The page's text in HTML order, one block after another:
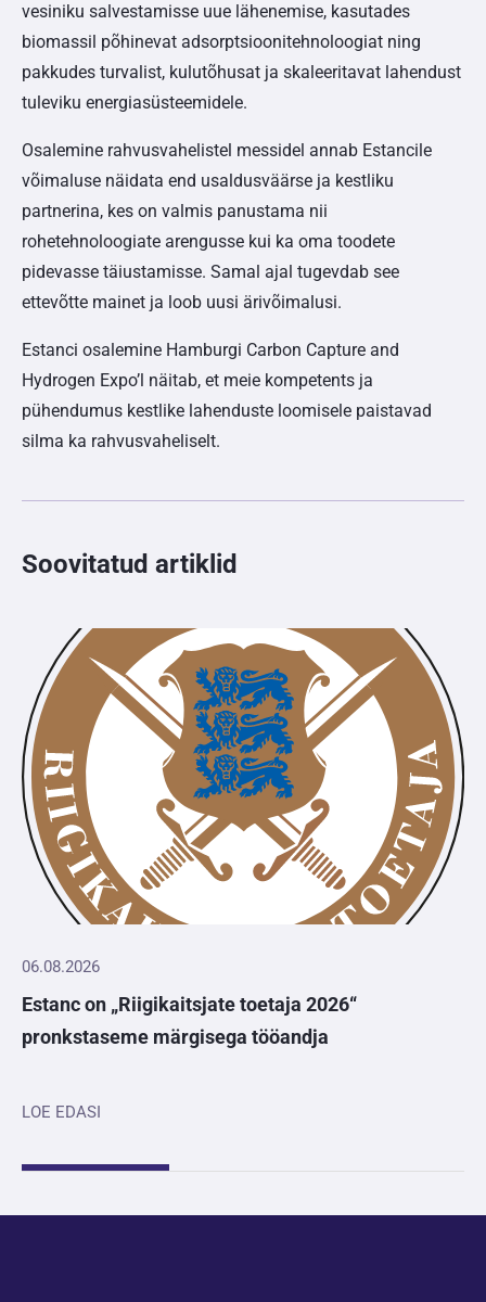
vesiniku salvestamisse uue lähenemise, kasutades
biomassil põhinevat adsorptsioonitehnoloogiat ning
pakkudes turvalist, kulutõhusat ja skaleeritavat lahendust
tuleviku energiasüsteemidele.
Osalemine rahvusvahelistel messidel annab Estancile
võimaluse näidata end usaldusväärse ja kestliku
partnerina, kes on valmis panustama nii
rohetehnoloogiate arengusse kui ka oma toodete
pidevasse täiustamisse. Samal ajal tugevdab see
ettevõtte mainet ja loob uusi ärivõimalusi.
Estanci osalemine Hamburgi Carbon Capture and
Hydrogen Expo’l näitab, et meie kompetents ja
pühendumus kestlike lahenduste loomisele paistavad
silma ka rahvusvaheliselt.
Soovitatud artiklid
06.08.2026
Estanc on „Riigikaitsjate toetaja 2026“
pronkstaseme märgisega tööandja
LOE EDASI